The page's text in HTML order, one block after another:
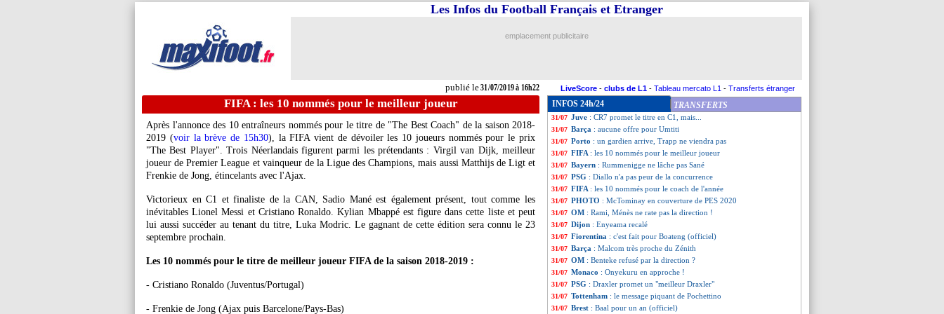
publié le31/07/2019 à 16h22
Les Infos du Football Français et Etranger
emplacement publicitaire
LiveScore - clubs de L1 - Tableau mercato L1 - Transferts étranger
FIFA : les 10 nommés pour le meilleur joueur
Après l'annonce des 10 entraîneurs nommés pour le titre de "The Best Coach" de la saison 2018-
2019 (voir la brève de 15h30), la FIFA vient de dévoiler les 10 joueurs nommés pour le prix
"The Best Player". Trois Néerlandais figurent parmi les prétendants : Virgil van Dijk, meilleur
joueur de Premier League et vainqueur de la Ligue des Champions, mais aussi Matthijs de Ligt et
Frenkie de Jong, étincelants avec l'Ajax.
Victorieux en C1 et finaliste de la CAN, Sadio Mané est également présent, tout comme les
inévitables Lionel Messi et Cristiano Ronaldo. Kylian Mbappé est figure dans cette liste et peut
lui aussi succéder au tenant du titre, Luka Modric. Le gagnant de cette édition sera connu le 23
septembre prochain.
Les 10 nommés pour le titre de meilleur joueur FIFA de la saison 2018-2019 :
- Cristiano Ronaldo (Juventus/Portugal)
- Frenkie de Jong (Ajax puis Barcelone/Pays-Bas)
INFOS 24h/24 TRANSFERTS
31/07 Juve: Higuain en route pour la Roma ?
31/07 PSG
31/07 Nantes: le gardien Petric a signé (officiel)
31/07 Nîmes: B. Blaquart - "on n'a pas d'équipe"
31/07 Juve : CR7 promet le titre en C1, mais...
31/07 Barça : aucune offre pour Umtiti
31/07 Porto : un gardien arrive, Trapp ne viendra pas
31/07 FIFA : les 10 nommés pour le meilleur joueur
31/07 Bayern : Rummenigge ne lâche pas Sané
31/07 PSG : Diallo n'a pas peur de la concurrence
31/07 FIFA : les 10 nommés pour le coach de l'année
31/07 PHOTO : McTominay en couverture de PES 2020
31/07 OM : Rami, Ménès ne rate pas la direction !
31/07 Dijon : Enyeama recalé
31/07 Fiorentina : c'est fait pour Boateng (officiel)
31/07 Barça : Malcom très proche du Zénith
31/07 OM : Benteke refusé par la direction ?
31/07 Monaco : Onyekuru en approche !
31/07 PSG : Draxler promet un "meilleur Draxler"
31/07 Tottenham : le message piquant de Pochettino
31/07 Brest : Baal pour un an (officiel)